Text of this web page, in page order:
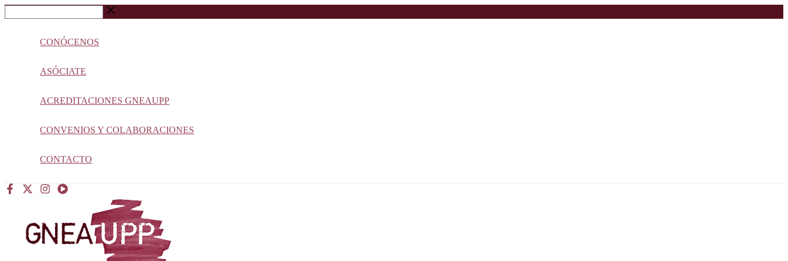
Ir
al
Buscar
…
CONÓCENOS
ASÓCIATE
ACREDITACIONES GNEAUPP
CONVENIOS Y COLABORACIONES
CONTACTO